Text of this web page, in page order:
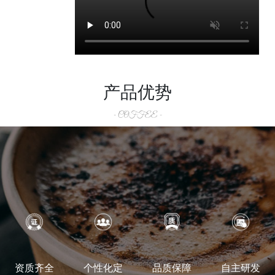
产品优势
- COFFEE -
资质齐全
个性化定
品质保障 自主研发